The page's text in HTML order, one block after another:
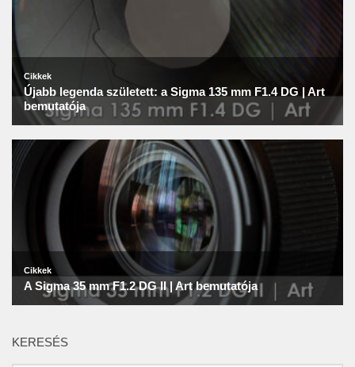
KERESÉS